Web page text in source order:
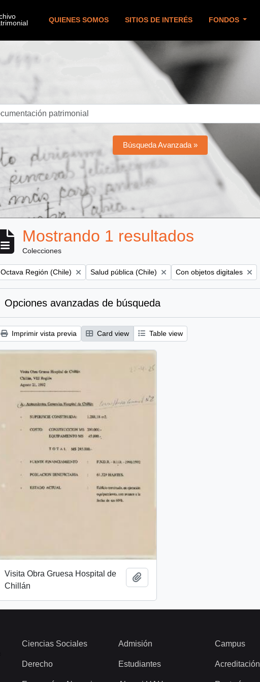
QUIENES SOMOS SITIOS DE INTERÉS FONDOS
Búsqueda Avanzada »
Mostrando 1 resultados
Colecciones
Remove filter:
Octava Región (Chile) Remove filter:
Salud pública (Chile) Remove filter:
Con objetos digitales
Opciones avanzadas de búsqueda
Imprimir vista previa Card view Table view
Visita Obra Gruesa Hospital de
Chillán
Ciencias Sociales
Derecho
Admisión
Estudiantes
Campus
Acreditación